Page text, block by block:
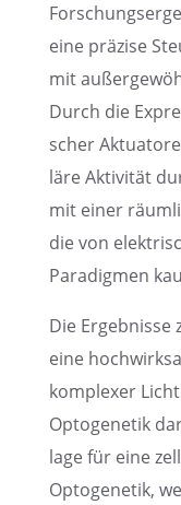
eine präzise
mit
Durch die
scher
läre Aktivi­tät
mit einer
die von
Paradig­men
Die Ergeb­nisse
eine
komple­xer
Optoge­ne­tik
lage für eine
Optoge­ne­tik,